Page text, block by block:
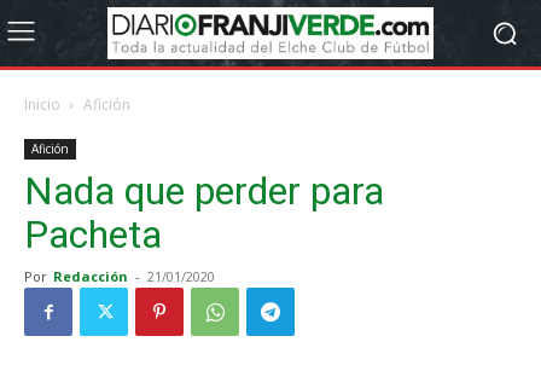
Inicio Afición
Afición
Nada que perder para
Pacheta
Por Redacción - 21/01/2020